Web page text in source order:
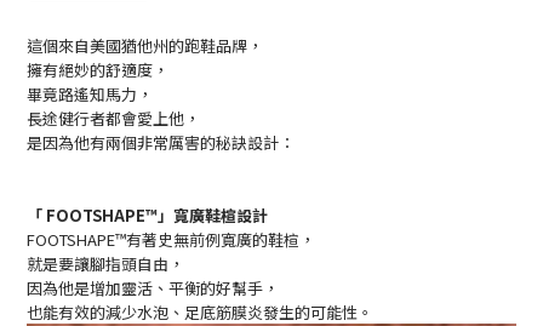
這個來自美國猶他州的跑鞋品牌，
擁有絕妙的舒適度，
畢竟路遙知馬力，
長途健行者都會愛上他，
是因為他有兩個非常厲害的秘訣設計：
「 FOOTSHAPE™」寬廣鞋楦設計
FOOTSHAPE™有著史無前例寬廣的鞋楦，
就是要讓腳指頭自由，
因為他是增加靈活、平衡的好幫手，
也能有效的減少水泡、足底筋膜炎發生的可能性。